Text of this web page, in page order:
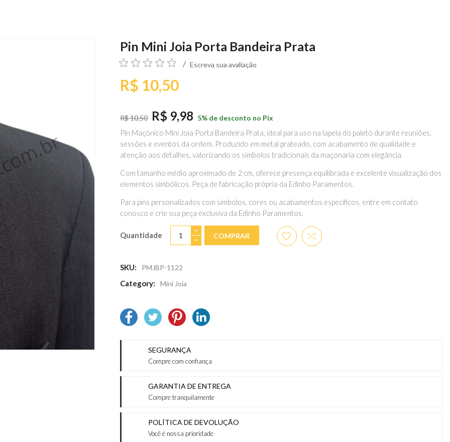
Pin Mini Joia Porta Bandeira Prata
Escreva sua avaliação
R$ 10,50
R$ 10,50 R$ 9,98 5% de desconto no Pix
Pin Maçônico Mini Joia Porta Bandeira Prata, ideal para uso na lapela do paletó durante reuniões,
sessões e eventos da ordem. Produzido em metal prateado, com acabamento de qualidade e
atenção aos detalhes, valorizando os símbolos tradicionais da maçonaria com elegância.
Com tamanho médio aproximado de 2 cm, oferece presença equilibrada e excelente visualização dos
elementos simbólicos. Peça de fabricação própria da Edinho Paramentos.
Para pins personalizados com símbolos, cores ou acabamentos específicos, entre em contato
conosco e crie sua peça exclusiva da Edinho Paramentos.
Quantidade COMPRAR
SKU: PMJBP-1122
Category: Mini Joia
SEGURANÇA
Compre com confiança
GARANTIA DE ENTREGA
Compre tranquilamente
POLÍTICA DE DEVOLUÇÃO
Você é nossa prioridade